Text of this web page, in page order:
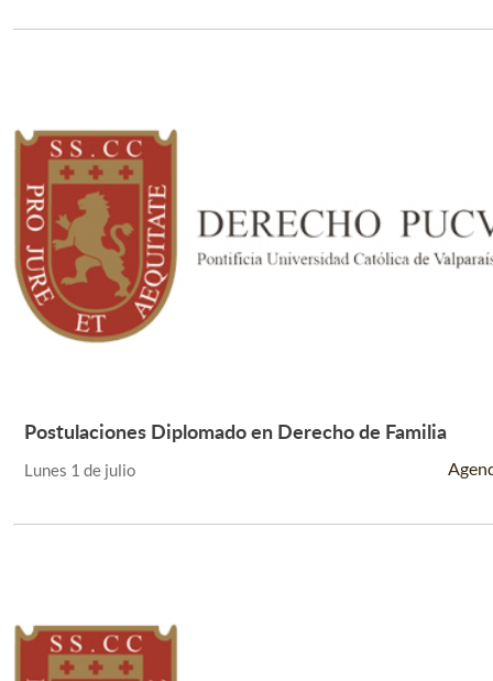
Leer Más +
Postulaciones Diplomado en Derecho de Familia
Lunes 1 de julio